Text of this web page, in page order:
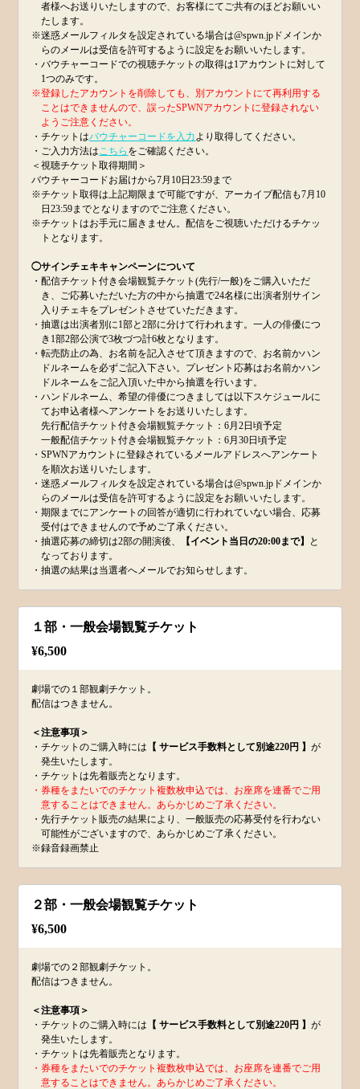
者様へお送りいたしますので、お客様にてご共有のほどお願いい
たします。
※迷惑メールフィルタを設定されている場合は@spwn.jpドメインか
らのメールは受信を許可するように設定をお願いいたします。
・バウチャーコードでの視聴チケットの取得は1アカウントに対して
1つのみです。
※登録したアカウントを削除しても、別アカウントにて再利用する
ことはできませんので、誤ったSPWNアカウントに登録されない
ようご注意ください。
・チケットはバウチャーコードを入力より取得してください。
・ご入力方法はこちら をご確認ください。
＜視聴チケット取得期間＞
バウチャーコードお届けから7月10日23:59まで
※チケット取得は上記期限まで可能ですが、アーカイブ配信も7月10
日23:59までとなりますのでご注意ください。
※チケットはお手元に届きません。配信をご視聴いただけるチケッ
トとなります。
◯サインチェキキャンペーンについて
・配信チケット付き会場観覧チケット(先行/一般)をご購入いただ
き、ご応募いただいた方の中から抽選で24名様に出演者別サイン
入りチェキをプレゼントさせていただきます。
・抽選は出演者別に1部と2部に分けて行われます。一人の俳優につ
き1部2部公演で3枚づつ計6枚となります。
・転売防止の為、お名前を記入させて頂きますので、お名前かハン
ドルネームを必ずご記入下さい。プレゼント応募はお名前かハン
ドルネームをご記入頂いた中から抽選を行います。
・ハンドルネーム、希望の俳優につきましては以下スケジュールに
てお申込者様へアンケートをお送りいたします。
先行配信チケット付き会場観覧チケット：6月2日頃予定
一般配信チケット付き会場観覧チケット：6月30日頃予定
・SPWNアカウントに登録されているメールアドレスへアンケート
を順次お送りいたします。
・迷惑メールフィルタを設定されている場合は@spwn.jpドメインか
らのメールは受信を許可するように設定をお願いいたします。
・期限までにアンケートの回答が適切に行われていない場合、応募
受付はできませんので予めご了承ください。
・抽選応募の締切は2部の開演後、
【イベント当日の20:00まで】
と
なっております。
・抽選の結果は当選者へメールでお知らせします。
１部・一般会場観覧チケット
¥6,500
劇場での１部観劇チケット。
配信はつきません。
＜注意事項＞
・チケットのご購入時には
【 サービス手数料として別途220円 】が
発生いたします。
・チケットは先着販売となります。
・券種をまたいでのチケット複数枚申込では、お座席を連番でご用
意することはできません。あらかじめご了承ください。
・先行チケット販売の結果により、一般販売の応募受付を行わない
可能性がございますので、あらかじめご了承ください。
※録音録画禁止
２部・一般会場観覧チケット
¥6,500
劇場での２部観劇チケット。
配信はつきません。
＜注意事項＞
・チケットのご購入時には
【 サービス手数料として別途220円 】が
発生いたします。
・チケットは先着販売となります。
・券種をまたいでのチケット複数枚申込では、お座席を連番でご用
意することはできません。あらかじめご了承ください。